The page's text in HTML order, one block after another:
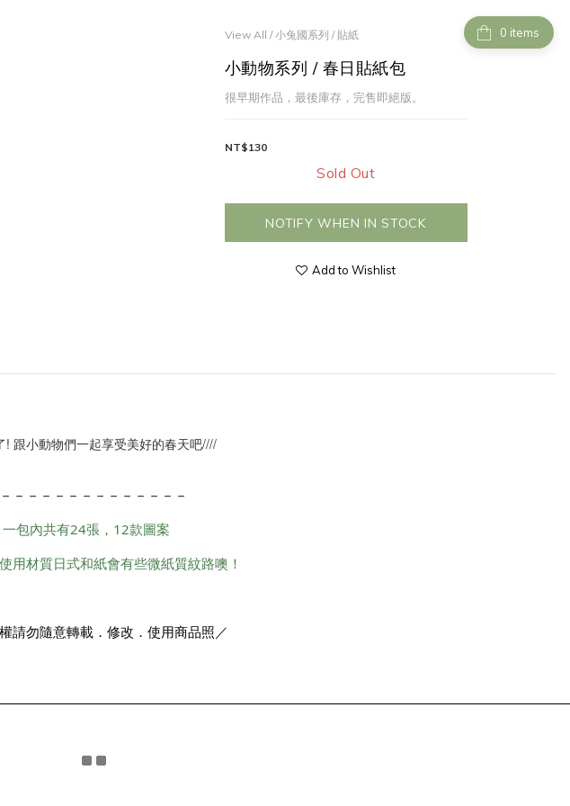
items
View All /小兔國系列 / 貼紙
小動物系列 / 春日貼紙包
很早期作品，最後庫存，完售即絕版。
NT$130
Sold Out
NOTIFY WHEN IN STOCK
Add to Wishlist
! 跟小動物們一起享受美好的春天吧////
－－－－－－－－－－－－－
一包內共有24張，12款圖案
用材質日式和紙會有些微紙質紋路噢！
請勿隨意轉載．修改．使用商品照／